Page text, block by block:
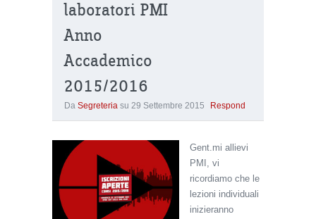
laboratori PMI
Anno
Accademico
2015/2016
Da Segreteria su 29 Settembre 2015 Respond
Gent.mi allievi
PMI, vi
ricordiamo che le
lezioni individuali
inizieranno